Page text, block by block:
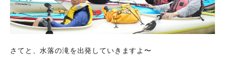
さてと、水落の滝を出発していきますよ〜